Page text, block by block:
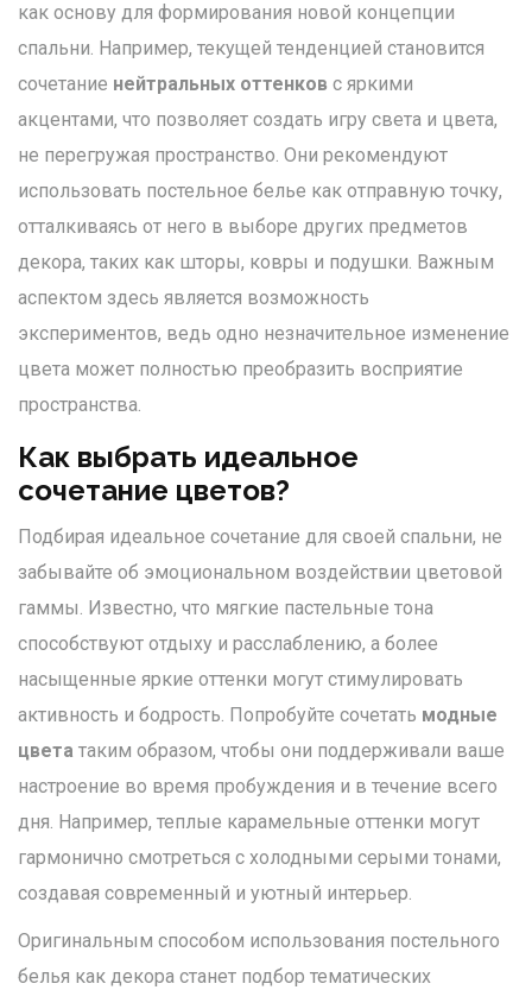
как основу для формирования новой концепции
спальни. Например, текущей тенденцией становится
сочетание нейтральных оттенков с яркими
акцентами, что позволяет создать игру света и цвета,
не перегружая пространство. Они рекомендуют
использовать постельное белье как отправную точку,
отталкиваясь от него в выборе других предметов
декора, таких как шторы, ковры и подушки. Важным
аспектом здесь является возможность
экспериментов, ведь одно незначительное изменение
цвета может полностью преобразить восприятие
пространства.
Как выбрать идеальное
сочетание цветов?
Подбирая идеальное сочетание для своей спальни, не
забывайте об эмоциональном воздействии цветовой
гаммы. Известно, что мягкие пастельные тона
способствуют отдыху и расслаблению, а более
насыщенные яркие оттенки могут стимулировать
активность и бодрость. Попробуйте сочетать модные
цвета таким образом, чтобы они поддерживали ваше
настроение во время пробуждения и в течение всего
дня. Например, теплые карамельные оттенки могут
гармонично смотреться с холодными серыми тонами,
создавая современный и уютный интерьер.
Оригинальным способом использования постельного
белья как декора станет подбор тематических